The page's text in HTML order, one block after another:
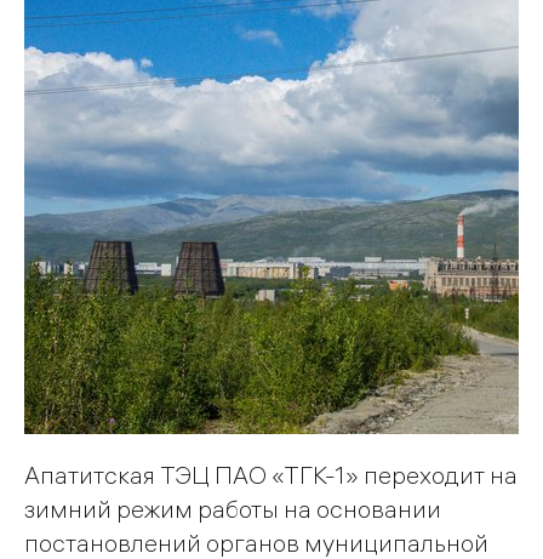
Апатитская ТЭЦ ПАО «ТГК-1» переходит на
зимний режим работы на основании
постановлений органов муниципальной